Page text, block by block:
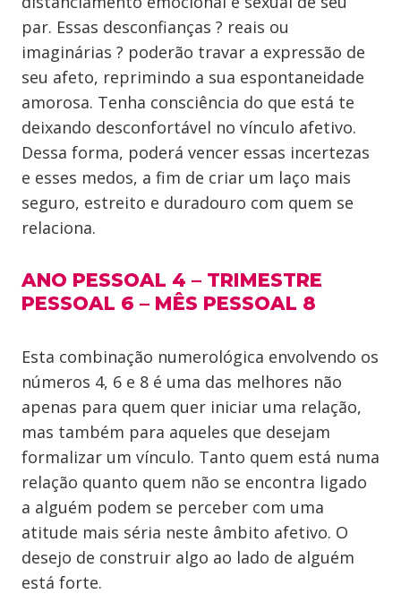
par. Essas desconfianças ? reais ou
imaginárias ? poderão travar a expressão de
seu afeto, reprimindo a sua espontaneidade
amorosa. Tenha consciência do que está te
deixando desconfortável no vínculo afetivo.
Dessa forma, poderá vencer essas incertezas
e esses medos, a fim de criar um laço mais
seguro, estreito e duradouro com quem se
relaciona.
ANO PESSOAL 4 – TRIMESTRE
PESSOAL 6 – MÊS PESSOAL 8
Esta combinação numerológica envolvendo os
números 4, 6 e 8 é uma das melhores não
apenas para quem quer iniciar uma relação,
mas também para aqueles que desejam
formalizar um vínculo. Tanto quem está numa
relação quanto quem não se encontra ligado
a alguém podem se perceber com uma
atitude mais séria neste âmbito afetivo. O
desejo de construir algo ao lado de alguém
está forte.